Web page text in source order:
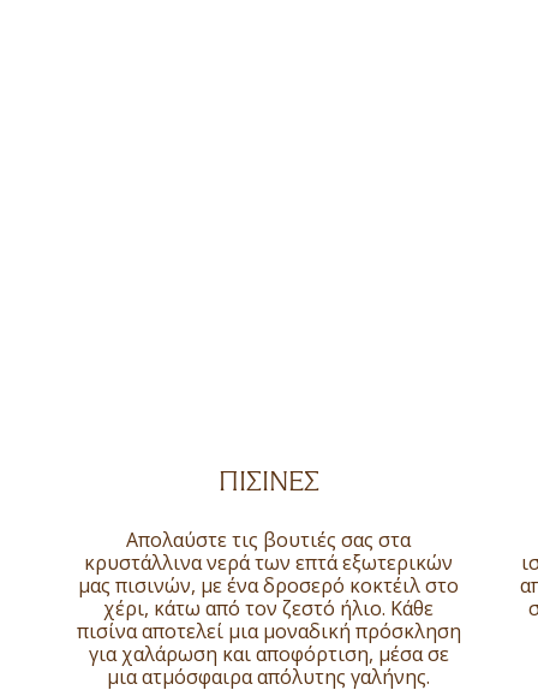
ΠΙΣΊΝΕΣ
Απολαύστε τις βουτιές σας στα
κρυστάλλινα νερά των επτά εξωτερικών
μας πισινών, με ένα δροσερό κοκτέιλ στο
χέρι, κάτω από τον ζεστό ήλιο. Κάθε
πισίνα αποτελεί μια μοναδική πρόσκληση
για χαλάρωση και αποφόρτιση, μέσα σε
μια ατμόσφαιρα απόλυτης γαλήνης.